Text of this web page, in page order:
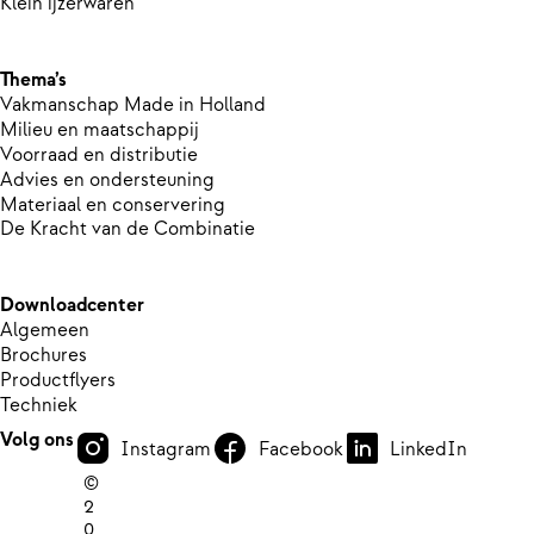
Thema’s
Vakmanschap Made in Holland
Milieu en maatschappij
Voorraad en distributie
Advies en ondersteuning
Materiaal en conservering
De Kracht van de Combinatie
Downloadcenter
Algemeen
Brochures
Productflyers
Techniek
Volg ons
Instagram Facebook
LinkedIn
©
2